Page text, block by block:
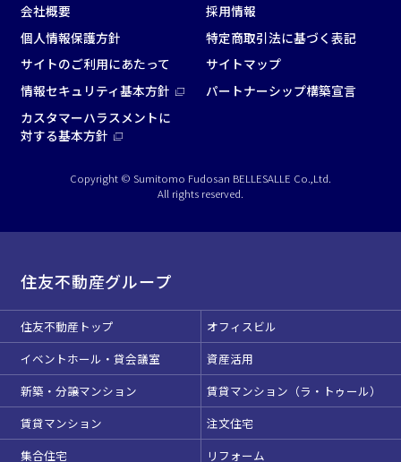
会社概要
採用情報
個人情報保護方針
特定商取引法に基づく表記
サイトのご利用にあたって
サイトマップ
情報セキュリティ基本方針
パートナーシップ構築宣言
カスタマーハラスメントに
対する基本方針
Copyright © Sumitomo Fudosan BELLESALLE Co.,Ltd.
All rights reserved.
住友不動産グループ
住友不動産トップ
オフィスビル
イベントホール・貸会議室
資産活用
新築・分譲マンション
賃貸マンション（ラ・トゥール）
賃貸マンション
注文住宅
集合住宅
リフォーム